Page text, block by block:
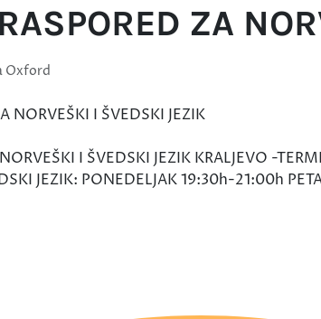
ZA
Oxford
I ŠVEDSKI JEZIK KRALJEVO -
JEZIK: PONEDELJAK 19:30h-21:00h